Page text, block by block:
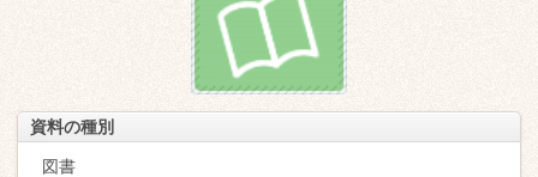
資料の種別
図書